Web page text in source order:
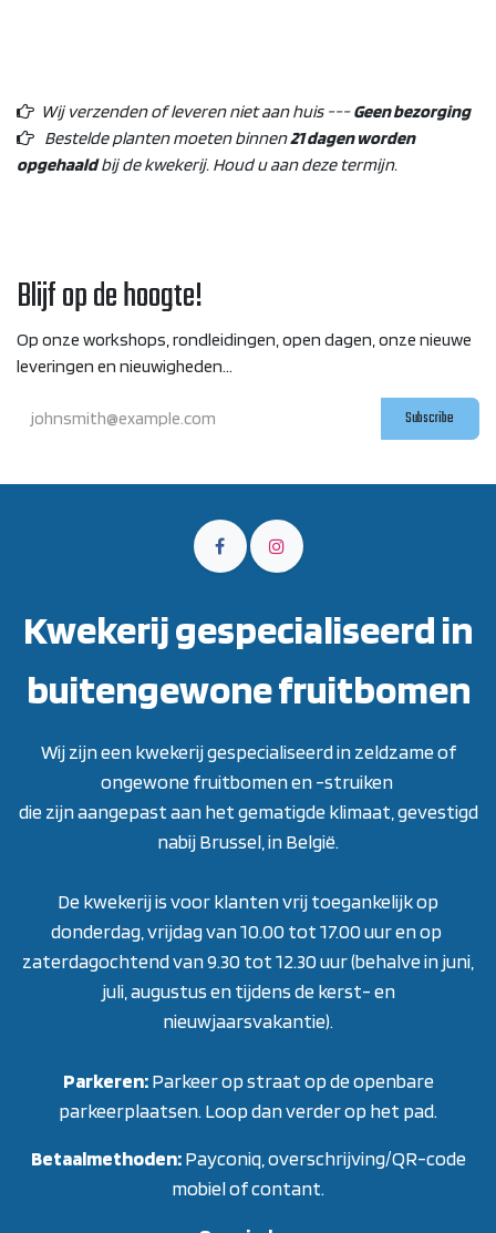
Wij verzenden of leveren niet aan huis ---Geen bezorging
Bestelde planten moeten binnen21 dagen worden
opgehaaldbij de kwekerij. Houd u aan deze termijn.
Blijf op de hoogte!
Op onze workshops, rondleidingen, open dagen, onze nieuwe
leveringen en nieuwigheden...
Subscribe
Kwekerij gespecialiseerd in
buitengewone fruitbomen
Wij zijn een kwekerij gespecialiseerd in zeldzame of
ongewone fruitbomen en -struiken
die zijn aangepast aan het gematigde klimaat, gevestigd
nabij Brussel, in België.
De kwekerij is voor klanten vrij toegankelijk op
donderdag, vrijdag van 10.00 tot 17.00 uur en op
zaterdagochtend van 9.30 tot 12.30 uur (behalve in juni,
juli, augustus en tijdens de kerst- en
nieuwjaarsvakantie).
Parkeren:Parkeer op straat op de openbare
parkeerplaatsen. Loop dan verder op het pad.
Betaalmethoden:Payconiq, overschrijving/QR-code
mobiel of contant.